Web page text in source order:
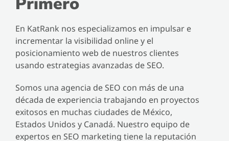
En KatRank nos especializamos en impulsar e
incrementar la visibilidad online y el
posicionamiento web de nuestros clientes
usando estrategias avanzadas de SEO.
Somos una agencia de SEO con más de una
década de experiencia trabajando en proyectos
exitosos en muchas ciudades de México,
Estados Unidos y Canadá. Nuestro equipo de
expertos en SEO marketing tiene la reputación